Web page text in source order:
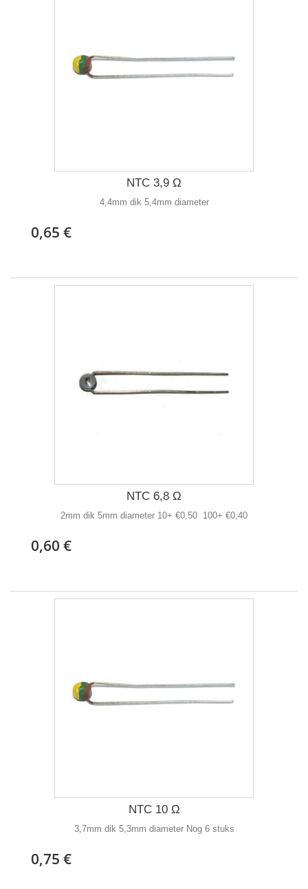
NTC 3,9 Ω
4,4mm dik 5,4mm diameter
0,65 €
NTC 6,8 Ω
2mm dik 5mm diameter 10+ €0,50 100+ €0,40
0,60 €
NTC 10 Ω
3,7mm dik 5,3mm diameter Nog 6 stuks
0,75 €